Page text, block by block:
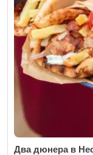
Два дюнера в